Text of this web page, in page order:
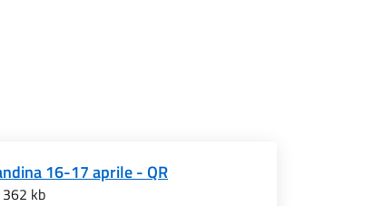
16-17 aprile - QR
kb